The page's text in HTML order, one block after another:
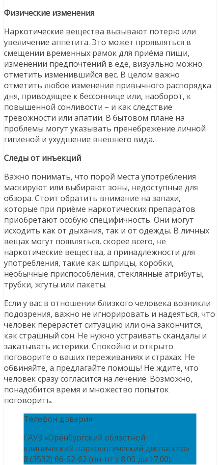
Физические изменения
Наркотические вещества вызывают потерю или
увеличение аппетита. Это может проявляться в
смещении временных рамок для приёма пищи,
изменении предпочтений в еде, визуально можно
отметить изменившийся вес. В целом важно
отметить любое изменение привычного распорядка
дня, приводящее к бессоннице или, наоборот, к
повышенной сонливости – и как следствие
тревожности или апатии. В бытовом плане на
проблемы могут указывать пренебрежение личной
гигиеной и ухудшение внешнего вида.
Следы от инъекций
Важно понимать, что порой места употребления
маскируют или выбирают зоны, недоступные для
обзора. Стоит обратить внимание на запахи,
которые при приёме наркотических препаратов
приобретают особую специфичность. Они могут
исходить как от дыхания, так и от одежды. В личных
вещах могут появляться, скорее всего, не
наркотические вещества, а принадлежности для
употребления, такие как шприцы, коробки,
необычные приспособления, стеклянные атрибуты,
трубки, жгуты или пакеты.
Если у вас в отношении близкого человека возникли
подозрения, важно не игнорировать и надеяться, что
человек перерастёт ситуацию или она закончится,
как страшный сон. Не нужно устраивать скандалы и
закатывать истерики. Спокойно и открыто
поговорите о ваших переживаниях и страхах. Не
обвиняйте, а предлагайте помощь! Не ждите, что
человек сразу согласится на лечение. Возможно,
понадобится время и множество попыток
поговорить.
Телефон доверия
ГАУЗ «Оренбургский областной
клинический наркологический диспансер»
8 (3532) 66-52-62 (пн-пт с 8.00 до 17.00).